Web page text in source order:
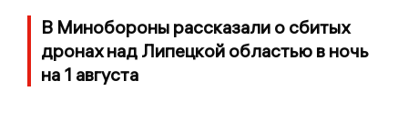
В Минобороны рассказали о сбитых
дронах над Липецкой областью в ночь
на 1 августа